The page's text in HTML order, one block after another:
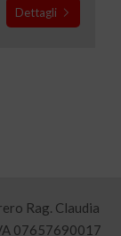
Dettagli
Rag. Claudia
07657690017